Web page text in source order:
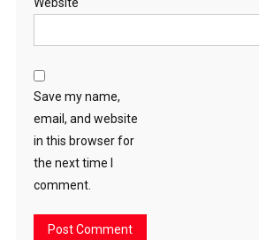
Website
Save my name,
email, and website
in this browser for
the next time I
comment.